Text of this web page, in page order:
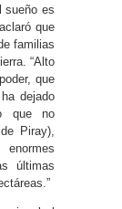
sueño es
que
familias
“Alto
que
dejado
que no
Piray),
últimas